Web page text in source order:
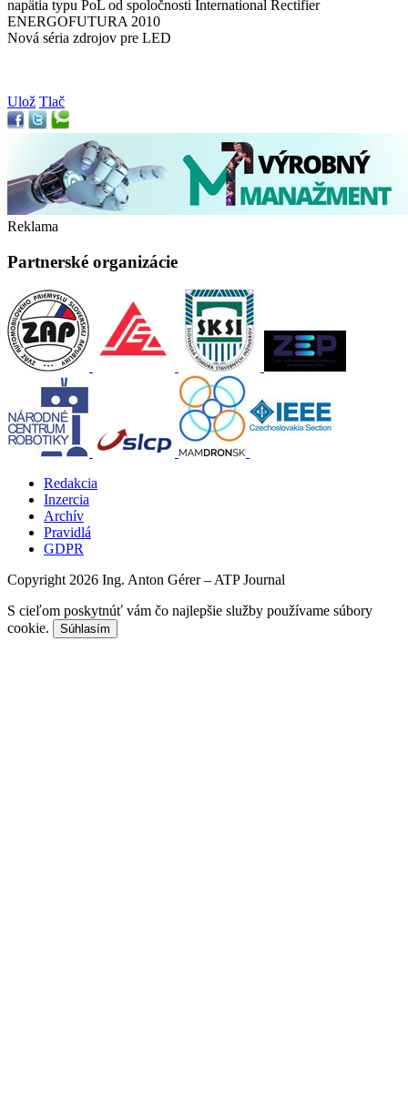
napätia typu PoL od spoločnosti International Rectifier
ENERGOFUTURA 2010
Nová séria zdrojov pre LED
Ulož Tlač
Reklama
Partnerské organizácie
Redakcia
Inzercia
Archív
Pravidlá
GDPR
Copyright 2026 Ing. Anton Gérer – ATP Journal
S cieľom poskytnúť vám čo najlepšie služby používame súbory
cookie.
Súhlasím